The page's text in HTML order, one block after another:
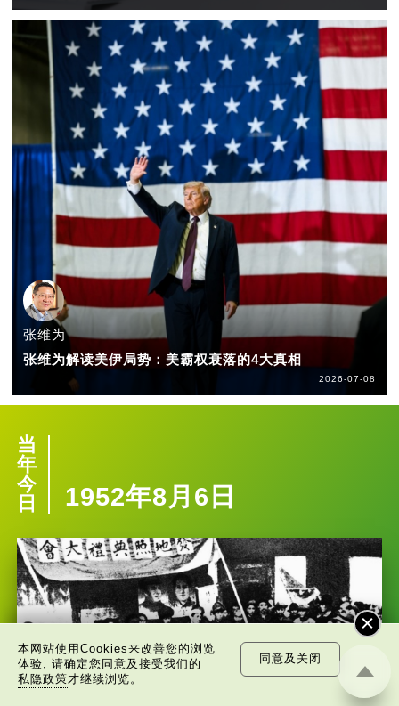
张维为
张维为解读美伊局势：美霸权衰落的4大真相
2026-07-08
当
年
今
日
1952年8月6日
本网站使用Cookies来改善您的浏览
体验, 请确定您同意及接受我们的
私隐政策才继续浏览。
同意及关闭